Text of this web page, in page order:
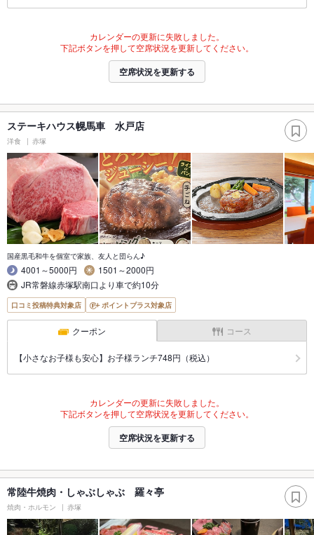
カレンダーの更新に失敗しました。
下記ボタンを押して空席状況を更新してください。
空席状況を更新する
ステーキハウス幌馬車 水戸店
洋食 赤塚
国産黒毛和牛を個室で家族、友人と団らん♪
4001～5000円
1501～2000円
JR常磐線赤塚駅南口より車で約10分
口コミ投稿特典対象店 ポイントプラス対象店
クーポン コース
【小さなお子様も安心】お子様ランチ748円（税込）
カレンダーの更新に失敗しました。
下記ボタンを押して空席状況を更新してください。
空席状況を更新する
常陸牛焼肉・しゃぶしゃぶ 羅々亭
焼肉・ホルモン 赤塚